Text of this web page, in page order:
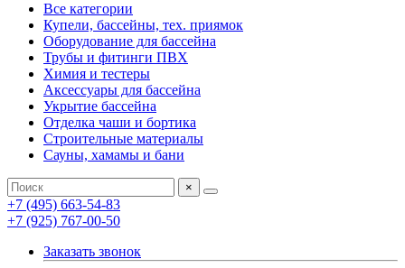
Все категории
Купели, бассейны, тех. приямок
Оборудование для бассейна
Трубы и фитинги ПВХ
Химия и тестеры
Аксессуары для бассейна
Укрытие бассейна
Отделка чаши и бортика
Строительные материалы
Сауны, хамамы и бани
×
+7 (495) 663-54-83
+7 (925) 767-00-50
Заказать звонок